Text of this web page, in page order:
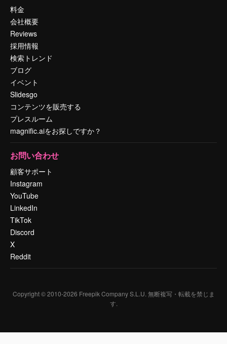
料金
会社概要
Reviews
採用情報
検索トレンド
ブログ
イベント
Slidesgo
コンテンツを販売する
プレスルーム
magnific.aiをお探しですか？
お問い合わせ
顧客サポート
Instagram
YouTube
LinkedIn
TikTok
Discord
X
Reddit
Copyright © 2010-2026 Freepik Company S.L.U. 無断複写・転載を禁じま
す.